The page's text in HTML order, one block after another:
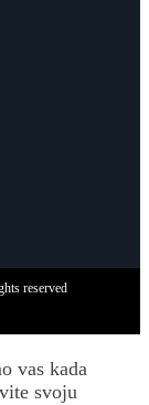
reserved
vas kada
svoju